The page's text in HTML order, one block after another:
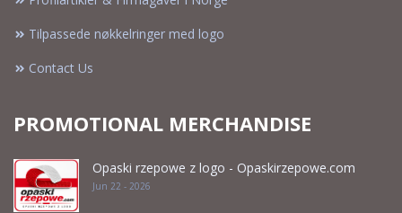
Tilpassede nøkkelringer med logo
Contact Us
PROMOTIONAL MERCHANDISE
Opaski rzepowe z logo - Opaskirzepowe.com
Jun 22 - 2026